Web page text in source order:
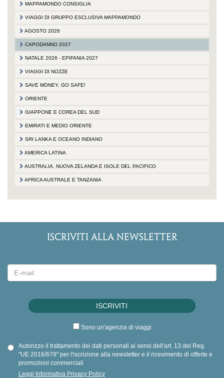
MAPPAMONDO CONSIGLIA
VIAGGI DI GRUPPO ESCLUSIVA MAPPAMONDO
AGOSTO 2026
CAPODANNO 2027
NATALE 2026 - EPIFANIA 2027
VIAGGI DI NOZZE
SAVE MONEY, GO SAFE!
ORIENTE
GIAPPONE E COREA DEL SUD
EMIRATI E MEDIO ORIENTE
SRI LANKA E OCEANO INDIANO
AMERICA LATINA
AUSTRALIA, NUOVA ZELANDA E ISOLE DEL PACIFICO
AFRICA AUSTRALE E TANZANIA
ISCRIVITI ALLA NEWSLETTER
Sono un'agenzia di viaggi
Autorizzo il trattamento dei dati personali ai sensi dell'art. 13 del Reg.
"UE 2016/679" per l'iscrizione alla newsletter e il ricevimento di offerte e
promozioni commerciali
Leggi Informativa Privacy Policy